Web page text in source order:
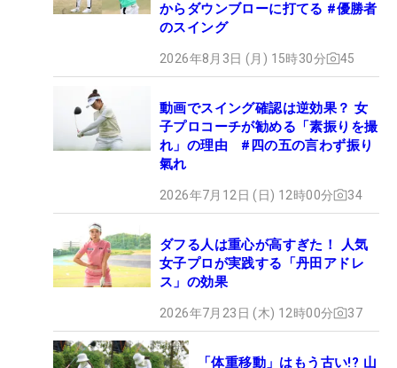
からダウンブローに打てる #優勝者
のスイング
2026年8月3日 (月) 15時30分 45
動画でスイング確認は逆効果？ 女
子プロコーチが勧める「素振りを撮
れ」の理由 #四の五の言わず振り
氣れ
2026年7月12日 (日) 12時00分 34
ダフる人は重心が高すぎた！ 人気
女子プロが実践する「丹田アドレ
ス」の効果
2026年7月23日 (木) 12時00分 37
「体重移動」はもう古い!? 山